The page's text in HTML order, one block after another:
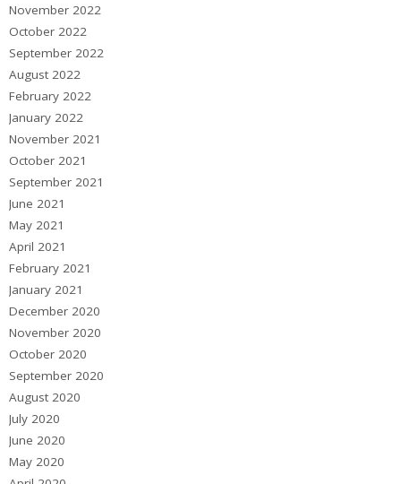
November 2022
October 2022
September 2022
August 2022
February 2022
January 2022
November 2021
October 2021
September 2021
June 2021
May 2021
April 2021
February 2021
January 2021
December 2020
November 2020
October 2020
September 2020
August 2020
July 2020
June 2020
May 2020